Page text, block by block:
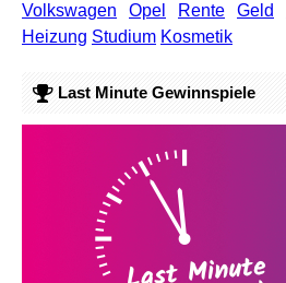
Volkswagen
Opel Rente Geld
Heizung Studium Kosmetik
Last Minute Gewinnspiele